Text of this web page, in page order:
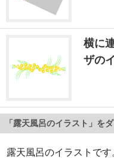
横に
ザの
「露天風呂のイラスト」を
露天風呂のイラストです